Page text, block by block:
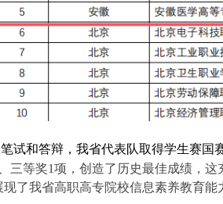
试和答辩，我省代表队取得学生赛国
三等奖1项，创造了历史最佳成绩，
了我省高职高专院校信息素养教育能